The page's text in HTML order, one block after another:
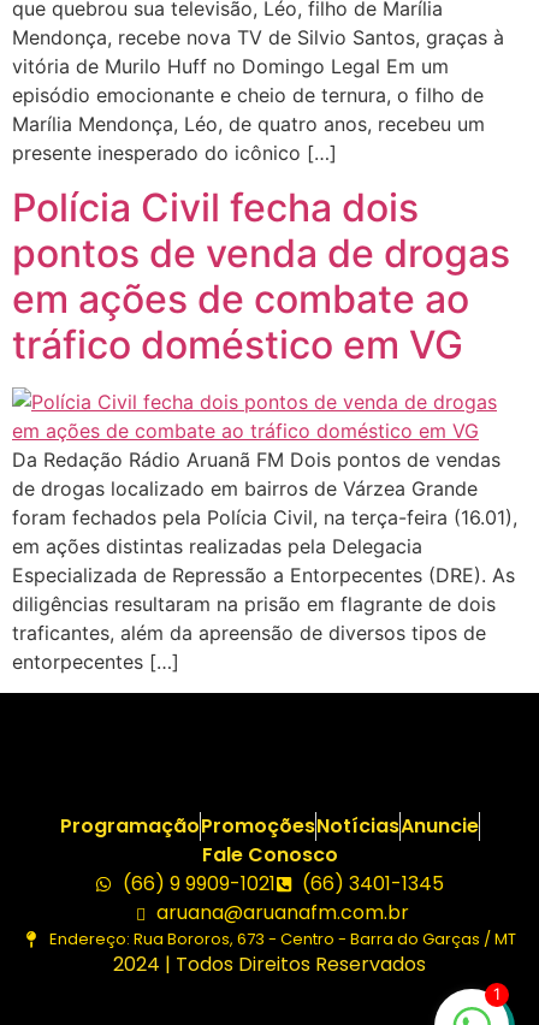
que quebrou sua televisão, Léo, filho de Marília
Mendonça, recebe nova TV de Silvio Santos, graças à
vitória de Murilo Huff no Domingo Legal Em um
episódio emocionante e cheio de ternura, o filho de
Marília Mendonça, Léo, de quatro anos, recebeu um
presente inesperado do icônico […]
Polícia Civil fecha dois
pontos de venda de drogas
em ações de combate ao
tráfico doméstico em VG
Da Redação Rádio Aruanã FM Dois pontos de vendas
de drogas localizado em bairros de Várzea Grande
foram fechados pela Polícia Civil, na terça-feira (16.01),
em ações distintas realizadas pela Delegacia
Especializada de Repressão a Entorpecentes (DRE). As
diligências resultaram na prisão em flagrante de dois
traficantes, além da apreensão de diversos tipos de
entorpecentes […]
ProgramaçãoPromoçõesNotíciasAnuncie
Fale Conosco
(66) 9 9909-1021
(66) 3401-1345
aruana@aruanafm.com.br
Endereço: Rua Bororos, 673 - Centro - Barra do Garças / MT
2024 | Todos Direitos Reservados
1